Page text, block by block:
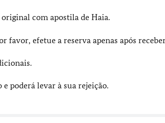
com apostila de Haia.
favor, efetue a reserva apenas após
poderá levar à sua rejeição.